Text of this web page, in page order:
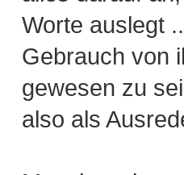
Worte auslegt
Gebrauch von
gewesen zu
also als